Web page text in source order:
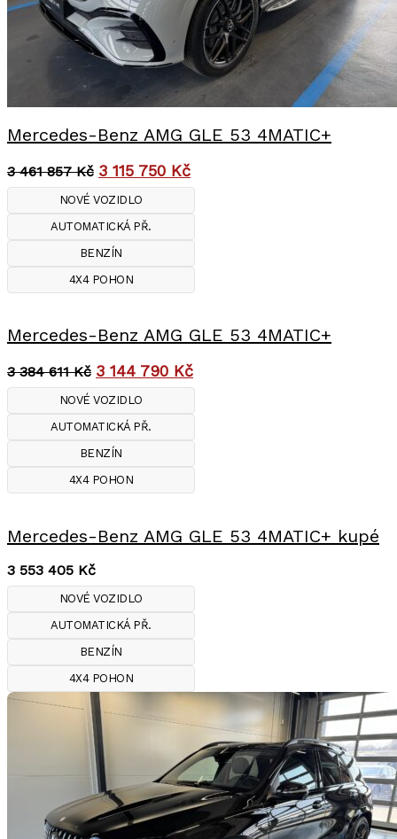
Mercedes-Benz AMG GLE 53 4MATIC+
3 461 857Kč 3 115 750 Kč
NOVÉ VOZIDLO
AUTOMATICKÁ PŘ.
BENZÍN
4X4 POHON
Mercedes-Benz AMG GLE 53 4MATIC+
3 384 611Kč 3 144 790 Kč
NOVÉ VOZIDLO
AUTOMATICKÁ PŘ.
BENZÍN
4X4 POHON
Mercedes-Benz AMG GLE 53 4MATIC+ kupé
3 553 405 Kč
NOVÉ VOZIDLO
AUTOMATICKÁ PŘ.
BENZÍN
4X4 POHON